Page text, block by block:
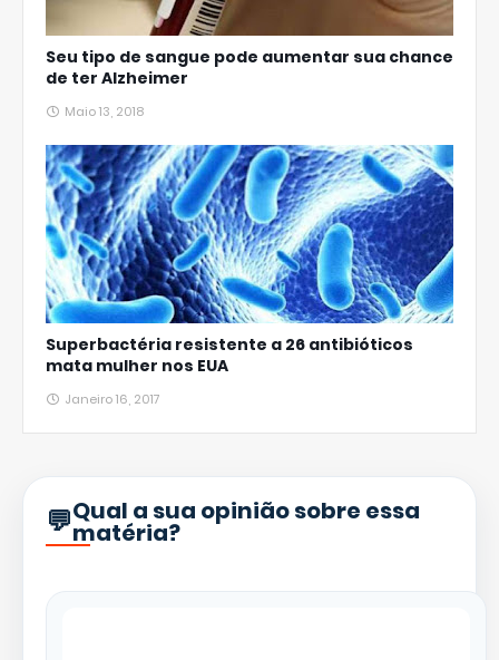
Seu tipo de sangue pode aumentar sua chance
de ter Alzheimer
Maio 13, 2018
Superbactéria resistente a 26 antibióticos
mata mulher nos EUA
Janeiro 16, 2017
Qual a sua opinião sobre essa
matéria?